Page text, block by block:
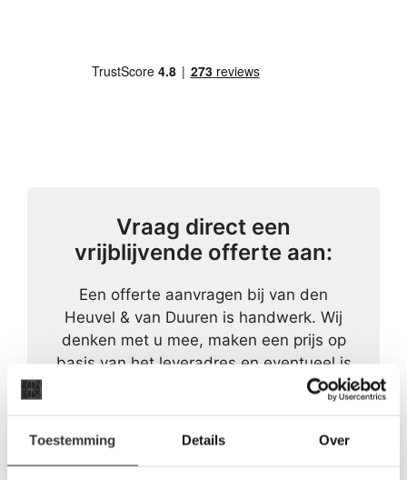
Toestemming Details Over
Vraag direct een
vrijblijvende offerte aan:
Een offerte aanvragen bij van den
Heuvel & van Duuren is handwerk. Wij
denken met u mee, maken een prijs op
basis van het leveradres en eventueel is
een prijs voor het legwerk ook direct op
OFFERTE AANVRAGEN